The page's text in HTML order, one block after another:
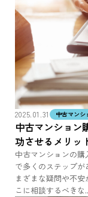
2025.01.31 中古マンシ
中古マンション
功させるメリッ
中古マンションの
で多くのステップ
まざまな疑問や不
こに相談するべきな